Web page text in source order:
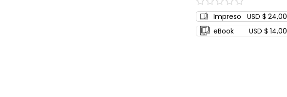
0%
Impreso
USD $ 24,00
eBook
USD $ 14,00